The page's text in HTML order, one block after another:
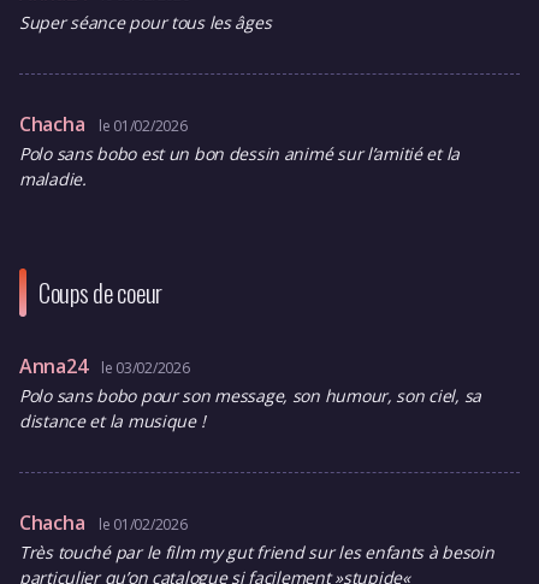
Super séance pour tous les âges
Chacha le 01/02/2026
Polo sans bobo est un bon dessin animé sur l’amitié et la
maladie.
Coups de coeur
Anna24 le 03/02/2026
Polo sans bobo pour son message, son humour, son ciel, sa
distance et la musique !
Chacha le 01/02/2026
Très touché par le film my gut friend sur les enfants à besoin
particulier qu’on catalogue si facilement »stupide«